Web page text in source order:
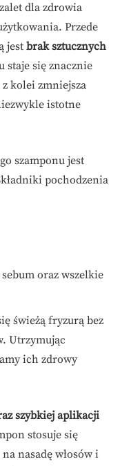
dla zdrowia
Przede
jest brak sztucznych
staje się znacznie
z kolei zmniejsza
istotne
szamponu jest
pochodzenia
oraz wszelkie
świeżą fryzurą bez
Utrzymując
ich zdrowy
szybkiej aplikacji
stosuje się
nasadę włosów i